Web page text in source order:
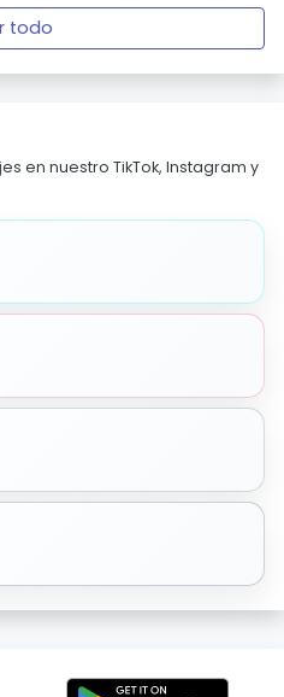
todo
en nuestro TikTok, Instagram y